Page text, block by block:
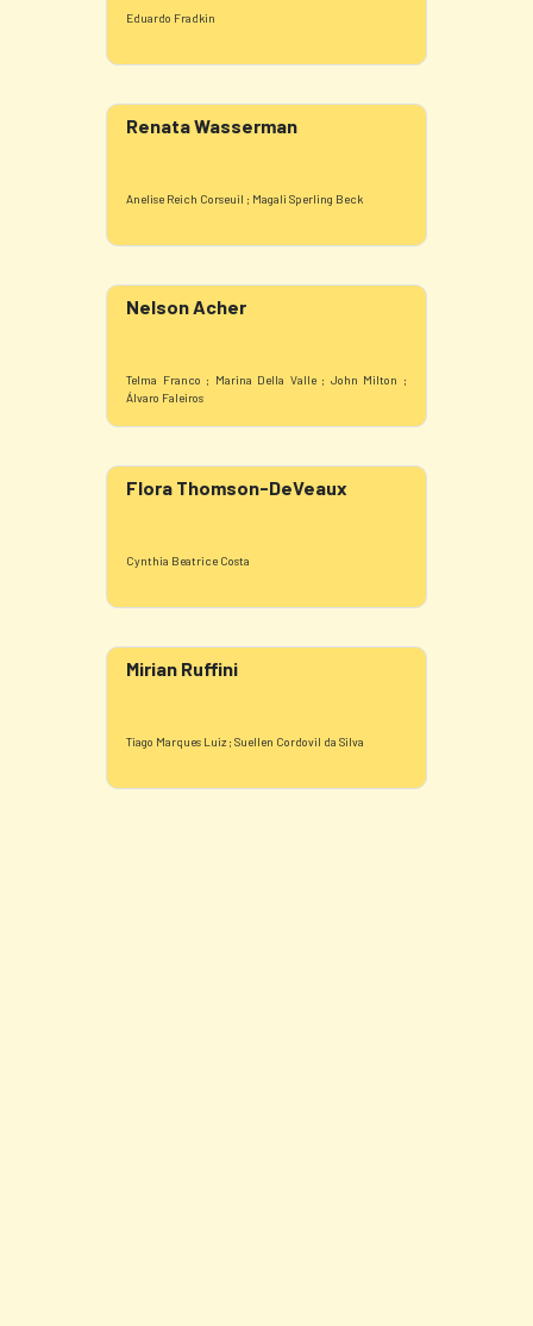
Eduardo Fradkin
Renata Wasserman
Anelise Reich Corseuil ; Magali Sperling Beck
Nelson Acher
Telma Franco ; Marina Della Valle ; John Milton ;
Álvaro Faleiros
Flora Thomson-DeVeaux
Cynthia Beatrice Costa
Mirian Ruffini
Tiago Marques Luiz ; Suellen Cordovil da Silva